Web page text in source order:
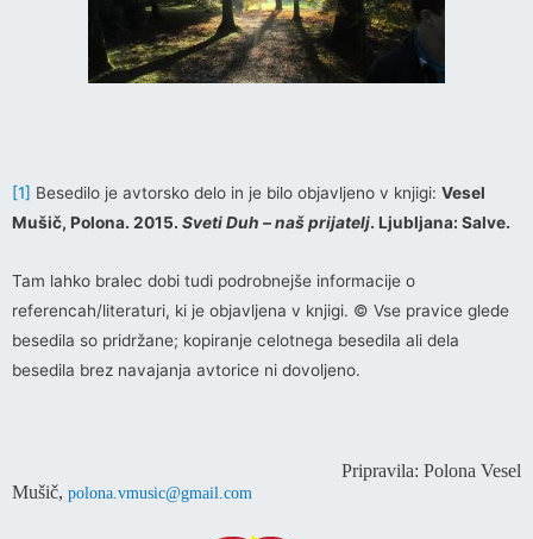
[1] Besedilo je avtorsko delo in je bilo objavljeno v knjigi: Vesel
Mušič, Polona. 2015. Sveti Duh – naš prijatelj. Ljubljana: Salve.
Tam lahko bralec dobi tudi podrobnejše informacije o
referencah/literaturi, ki je objavljena v knjigi. © Vse pravice glede
besedila so pridržane; kopiranje celotnega besedila ali dela
besedila brez navajanja avtorice ni dovoljeno.
Pripravila: Polona Vesel
Mušič, polona.vmusic@gmail.com